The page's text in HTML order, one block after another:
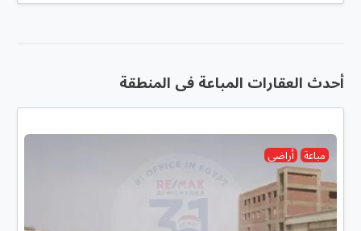
أحدث العقارات المباعة فى المنطقة
مباعة أراضى